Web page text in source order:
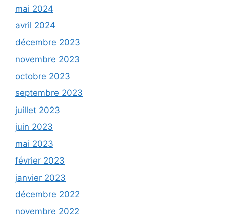
mai 2024
avril 2024
décembre 2023
novembre 2023
octobre 2023
septembre 2023
juillet 2023
juin 2023
mai 2023
février 2023
janvier 2023
décembre 2022
novembre 2022